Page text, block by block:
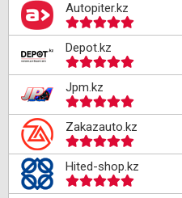
Autopiter.kz
Depot.kz
Jpm.kz
Zakazauto.kz
Hited-shop.kz